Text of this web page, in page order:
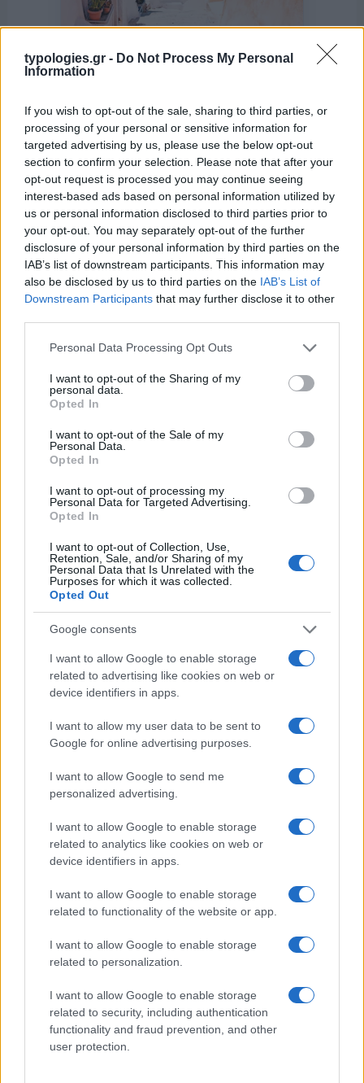
typologies.gr - Do Not Process My Personal
Information
If you wish to opt-out of the sale, sharing to third parties, or
processing of your personal or sensitive information for
targeted advertising by us, please use the below opt-out
section to confirm your selection. Please note that after your
opt-out request is processed you may continue seeing
interest-based ads based on personal information utilized by
us or personal information disclosed to third parties prior to
your opt-out. You may separately opt-out of the further
disclosure of your personal information by third parties on the
IAB’s list of downstream participants. This information may
also be disclosed by us to third parties on the IAB’s List of
Downstream Participants that may further disclose it to other
Please note that this website/app uses one or more Google
not limited to your visit or usage behaviour. You may click to
grant or deny consent to Google and its third-party tags to
use your data for below specified purposes in below Google
consent section.
Personal Data Processing Opt Outs
I want to opt-out of the Sharing of my
personal data.
Opted In
I want to opt-out of the Sale of my
Personal Data.
Opted In
I want to opt-out of processing my
Personal Data for Targeted Advertising.
Opted In
I want to opt-out of Collection, Use,
Retention, Sale, and/or Sharing of my
Personal Data that Is Unrelated with the
Purposes for which it was collected.
Opted Out
Google consents
I want to allow Google to enable storage
related to advertising like cookies on web or
device identifiers in apps.
I want to allow my user data to be sent to
Google for online advertising purposes.
I want to allow Google to send me
personalized advertising.
I want to allow Google to enable storage
related to analytics like cookies on web or
device identifiers in apps.
I want to allow Google to enable storage
related to functionality of the website or app.
I want to allow Google to enable storage
related to personalization.
I want to allow Google to enable storage
related to security, including authentication
functionality and fraud prevention, and other
user protection.
της Ζωής μας
Οι άνθρωποι, οι αυθεντικές ιστορίες,
το ελληνικό καλοκαίρι και ένας
πολιτισμός που μας ενώνει κάθε μέρα.
ΟΣΑ ΧΡΕΙΑΖΕΣΑΙ
ΓΙΑ ΤΟ ΚΑΛΟΚΑΙΡΙ ΣΟΥ →
ΔΗΜΟΦΙΛΗ